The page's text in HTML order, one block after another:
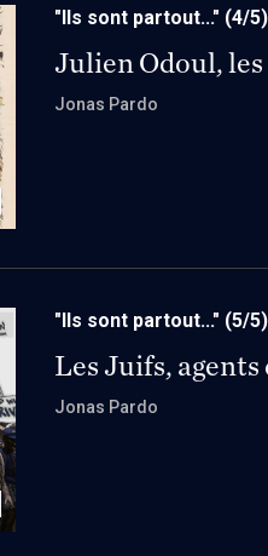
"Ils sont partout..." (4/5)
Julien Odoul,
Jonas Pardo
"Ils sont partout..." (5/5)
Les Juifs, agents
Jonas Pardo